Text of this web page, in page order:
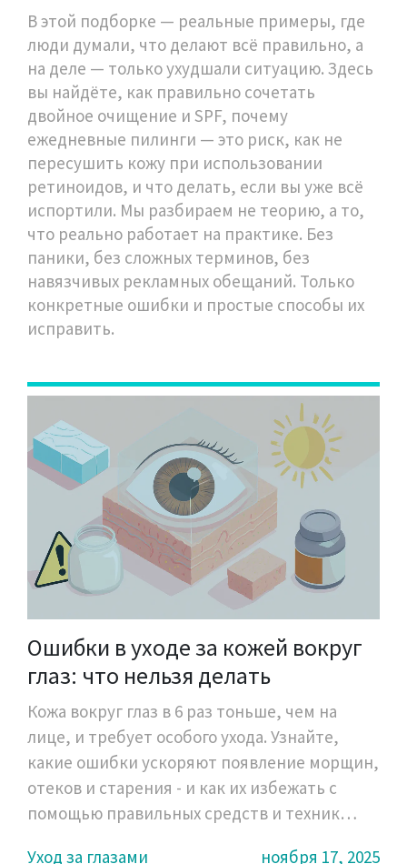
В этой подборке — реальные примеры, где
люди думали, что делают всё правильно, а
на деле — только ухудшали ситуацию. Здесь
вы найдёте, как правильно сочетать
двойное очищение и SPF, почему
ежедневные пилинги — это риск, как не
пересушить кожу при использовании
ретиноидов, и что делать, если вы уже всё
испортили. Мы разбираем не теорию, а то,
что реально работает на практике. Без
паники, без сложных терминов, без
навязчивых рекламных обещаний. Только
конкретные ошибки и простые способы их
исправить.
Ошибки в уходе за кожей вокруг
глаз: что нельзя делать
Кожа вокруг глаз в 6 раз тоньше, чем на
лице, и требует особого ухода. Узнайте,
какие ошибки ускоряют появление морщин,
отеков и старения - и как их избежать с
помощью правильных средств и техник
Уход за глазами
ноября 17, 2025